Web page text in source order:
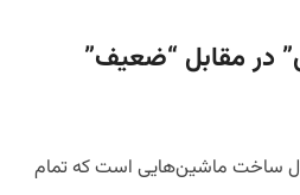
در مقابل “ضعیف”
ساخت ماشین‌هایی است که تمام